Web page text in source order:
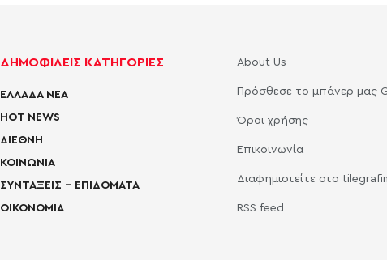
ΔΗΜΟΦΙΛΕΙΣ ΚΑΤΗΓΟΡΙΕΣ
ΕΛΛΑΔΑ ΝΕΑ
HOT NEWS
ΔΙΕΘΝΗ
ΚΟΙΝΩΝΙΑ
ΣΥΝΤΑΞΕΙΣ – ΕΠΙΔΟΜΑΤΑ
ΟΙΚΟΝΟΜΙΑ
About Us
Πρόσθεσε το μπάνερ μας
Όροι χρήσης
Επικοινωνία
Διαφημιστείτε στο
RSS feed